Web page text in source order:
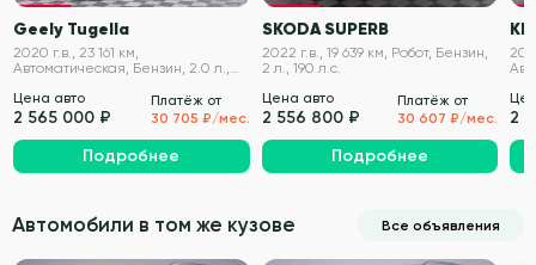
Geely Tugella
2020 г.в., 23 161 км,
Автоматическая, Бензин, 2.0 л.,
Цена авто
2 565 000 ₽
Платёж от
30 705 ₽/мес.
Подробнее
SKODA SUPERB
2022 г.в., 19 639 км, Робот, Бензин,
2 л., 190 л.с.
Цена авто
2 556 800 ₽
Платёж от
30 607 ₽/мес.
Подробнее
2
Автомобили в том же кузове Все объявления